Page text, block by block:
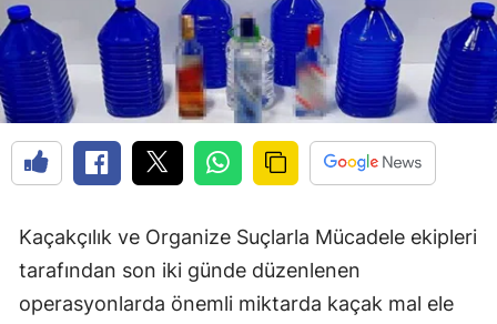
Kaçakçılık ve Organize Suçlarla Mücadele ekipleri
tarafından son iki günde düzenlenen
operasyonlarda önemli miktarda kaçak mal ele